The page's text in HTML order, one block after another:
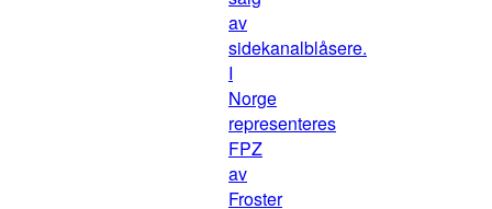
av
sidekanalblåsere.
I
Norge
representeres
FPZ
av
Froster